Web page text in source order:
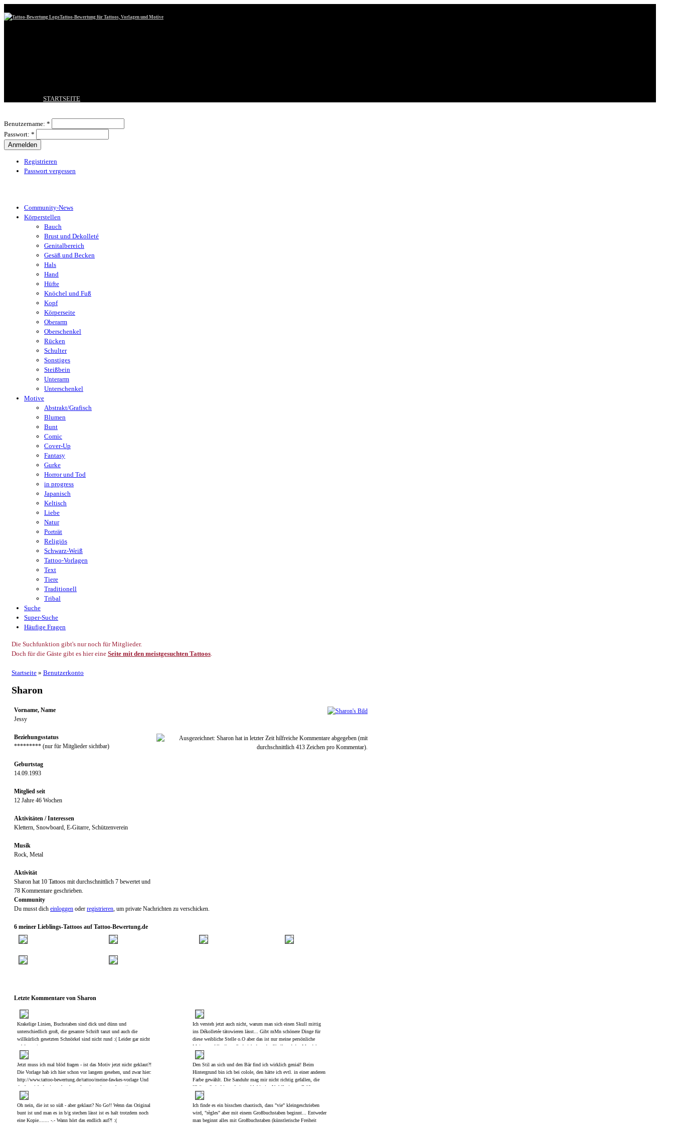
Tattoo-Bewertung für Tattoos, Vorlagen und Motive
STARTSEITE
BESTE TATTOOS
NEUESTE TATTOOS
Benutzername: *
Passwort: *
Registrieren
Passwort vergessen
Community-News
Körperstellen
Bauch
Brust und Dekolleté
Genitalbereich
Gesäß und Becken
Hals
Hand
Hüfte
Knöchel und Fuß
Kopf
Körperseite
Oberarm
Oberschenkel
Rücken
Schulter
Sonstiges
Steißbein
Unterarm
Unterschenkel
Motive
Abstrakt/Grafisch
Blumen
Bunt
Comic
Cover-Up
Fantasy
Gurke
Horror und Tod
in progress
Japanisch
Keltisch
Liebe
Natur
Porträt
Religiös
Schwarz-Weiß
Tattoo-Vorlagen
Text
Tiere
Traditionell
Tribal
Suche
Super-Suche
Häufige Fragen
Die Suchfunktion gibt's nur noch für Mitglieder.
Doch für die Gäste gibt es hier eine Seite mit den meistgesuchten Tattoos.
Startseite » Benutzerkonto
Sharon
Vorname, Name
Jessy
Beziehungsstatus
********* (nur für Mitglieder sichtbar)
Geburtstag
14.09.1993
Mitglied seit
12 Jahre 46 Wochen
Aktivitäten / Interessen
Klettern, Snowboard, E-Gitarre, Schützenverein
Musik
Rock, Metal
Aktivität
Sharon hat 10 Tattoos mit durchschnittlich 7 bewertet und
78 Kommentare geschrieben.
Community
Du musst dich einloggen oder registrieren, um private Nachrichten zu verschicken.
6 meiner Lieblings-Tattoos auf Tattoo-Bewertung.de
Letzte Kommentare von Sharon
Krakelige Linien, Buchstaben sind dick und dünn und
unterschiedlich groß, die gesamte Schrift tanzt und auch die
willkürlich gesetzten Schnörkel sind nicht rund :( Leider gar nicht
schön... :(
Ich versteh jetzt auch nicht, warum man sich einen Skull mittig
ins Dékolletée tätowieren lässt... Gibt mMn schönere Dinge für
diese weibliche Stelle o.O aber das ist nur meine persönliche
Meinung. Allerdings finde ich dass der Skull und das Mandala
ziemlich "verloren" aussehen in dieser Platzierung. Weiß auch
nicht, ob das "Abstrakt", was noch dazukommen soll, da viel dran
ändert. Mein Geschmack ist es nicht. Aber ich warte mal auf das
"Abstrakt".
Jetzt muss ich mal blöd fragen - ist das Motiv jetzt nicht geklaut?!
Die Vorlage hab ich hier schon vor langem gesehen, und zwar hier:
http://www.tattoo-bewertung.de/tattoo/meine-fawkes-vorlage Und
der hat sich das ja auch schon tätowieren lassen: http://www.tattoo-
bewertung.de/tattoo/fawkesder-aus-der-asche-kam Ich muss zwar
sagen, dass ich deine Ausführung um einiges, einiges besser und
schöner finde, als das "Original", aber es ist und bleibt doch ein
Copy Cat, oder nicht?! Falls es nicht als Kopie gilt wegen
Den Stil an sich und den Bär find ich wirklich genial! Beim
Hintergrund bin ich bei colole, den hätte ich evtl. in einer anderen
Farbe gewählt. Die Sanduhr mag mir nicht richtig gefallen, die
"Stützen" sind irgendwie so klobig im Verhältnis zur Größe vom
Glas... Und die Uhr sieht sehr unrund aus, liegt aber
wahrscheinlich wirklich nur an der Armkrümmung... Aber der Bär
ist geil! :D
Oh nein, die ist so süß - aber geklaut? No Go!! Wenn das Original
bunt ist und man es in b/g stechen lässt ist es halt trotzdem noch
eine Kopie....... -.- Wann hört das endlich auf?! :(
Ich finde es ein bisschen chaotisch, dass "vie" kleingeschrieben
wird, "règles" aber mit einem Großbuchstaben beginnt... Entweder
man beginnt alles mit Großbuchstaben (künstlerische Freiheit